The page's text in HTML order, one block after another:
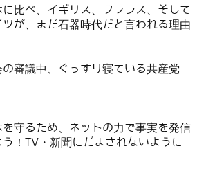
に比べ、イギリス、フランス、そして
ツが、まだ石器時代だと言われる理由
の審議中、ぐっすり寝ている共産党
を守るため、ネットの力で事実を発信
う！TV・新聞にだまされないように